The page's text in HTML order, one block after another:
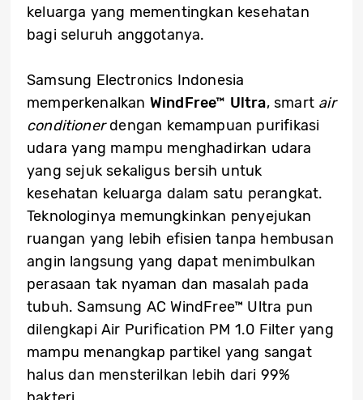
keluarga yang mementingkan kesehatan
bagi seluruh anggotanya.
Samsung Electronics Indonesia
memperkenalkan WindFree™ Ultra, smart air
conditionerdengan kemampuan purifikasi
udara yang mampu menghadirkan udara
yang sejuk sekaligus bersih untuk
kesehatan keluarga dalam satu perangkat.
Teknologinya memungkinkan penyejukan
ruangan yang lebih efisien tanpa hembusan
angin langsung yang dapat menimbulkan
perasaan tak nyaman dan masalah pada
tubuh. Samsung AC WindFree™ Ultra pun
dilengkapi Air Purification PM 1.0 Filter yang
mampu menangkap partikel yang sangat
halus dan mensterilkan lebih dari 99%